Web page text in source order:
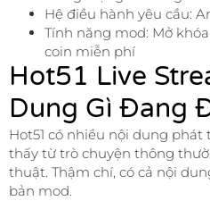
Hệ điều hành yêu cầu:
Tính năng mod: Mở
coin miễn phí
Hot51 Live
Dung Gì Đang
Hot51 có nhiều nội dung
thấy từ trò chuyện thông
thuật. Thậm chí, có cả nội
bản mod.